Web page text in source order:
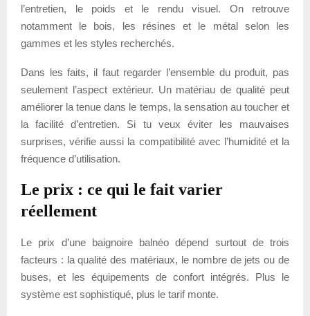
l’entretien, le poids et le rendu visuel. On retrouve
notamment le bois, les résines et le métal selon les
gammes et les styles recherchés.
Dans les faits, il faut regarder l’ensemble du produit, pas
seulement l’aspect extérieur. Un matériau de qualité peut
améliorer la tenue dans le temps, la sensation au toucher et
la facilité d’entretien. Si tu veux éviter les mauvaises
surprises, vérifie aussi la compatibilité avec l’humidité et la
fréquence d’utilisation.
Le prix : ce qui le fait varier
réellement
Le prix d’une baignoire balnéo dépend surtout de trois
facteurs : la qualité des matériaux, le nombre de jets ou de
buses, et les équipements de confort intégrés. Plus le
système est sophistiqué, plus le tarif monte.